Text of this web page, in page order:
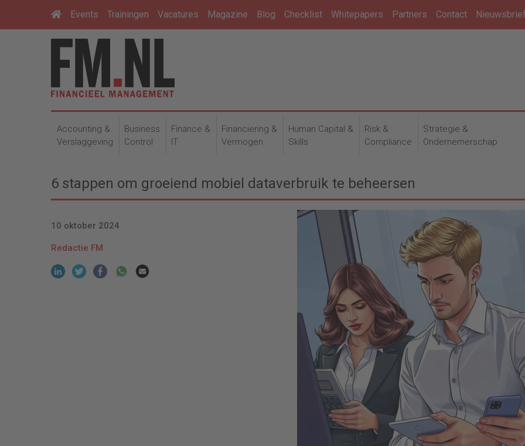
Events Trainingen Vacatures Magazine Blog Checklist Whitepapers Partners Contact Nieuwsbrief
Accounting &
Verslaggeving
Business
Control
Finance &
IT
Financiering &
Vermogen
Human Capital &
Skills
Risk &
Compliance
Strategie &
Ondernemerschap
6 stappen om groeiend mobiel dataverbruik te beheersen
10 oktober 2024
Redactie FM